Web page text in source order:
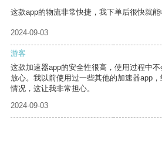
这款app的物流非常快捷，我下单后很快就能
2024-09-03
游客
这款加速器app的安全性很高，使用过程中
放心。我以前使用过一些其他的加速器app
情况，这让我非常担心。
2024-09-03